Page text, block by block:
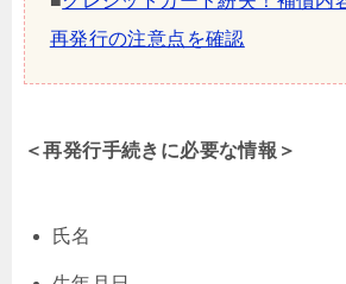
再発行の注意点を確認
＜再発行手続きに必要な情報＞
氏名